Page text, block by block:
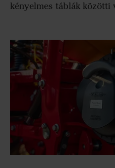
kényelmes táblák közötti